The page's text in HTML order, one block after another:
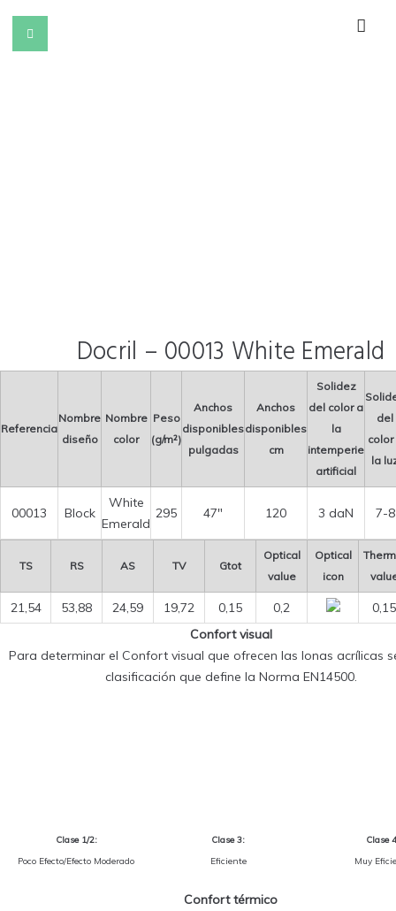
Docril – 00013 White Emerald
Referencia
Nombre
diseño
Nombre
color
Peso
(g/m²)
Anchos
disponibles
pulgadas
Anchos
disponibles
cm
Solidez
del color a
la
intemperie
artificial
del
color
la
00013 Block
White
Emerald
295 47″ 120 3 daN 7-8
TS RS AS TV Gtot
Optical
value
Optical
icon
21,54 53,88 24,59 19,72 0,15 0,2
0,15
Confort visual
Para determinar el Confort visual que ofrecen las lonas acrílicas
clasificación que define la Norma EN14500.
Clase 1/2:
Poco Efecto/Efecto Moderado
Clase 3:
Eficiente
Clase
Muy
Confort térmico